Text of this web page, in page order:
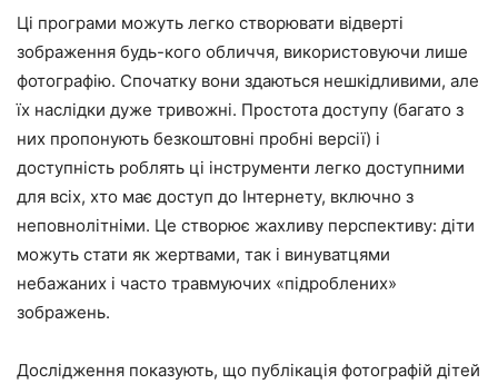
Ці програми можуть легко створювати відверті
зображення будь-кого обличчя, використовуючи лише
фотографію. Спочатку вони здаються нешкідливими, але
їх наслідки дуже тривожні. Простота доступу (багато з
них пропонують безкоштовні пробні версії) і
доступність роблять ці інструменти легко доступними
для всіх, хто має доступ до Інтернету, включно з
неповнолітніми. Це створює жахливу перспективу: діти
можуть стати як жертвами, так і винуватцями
небажаних і часто травмуючих «підроблених»
зображень.
Дослідження показують, що публікація фотографій дітей